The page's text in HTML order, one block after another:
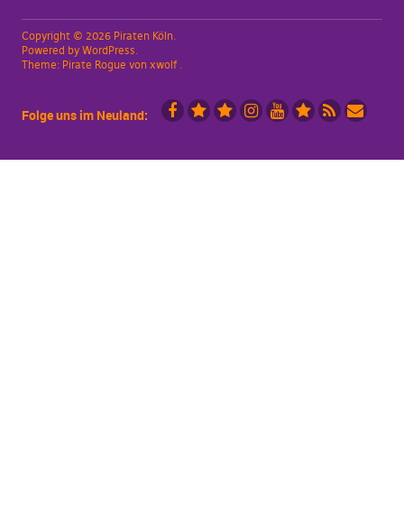
Copyright © 2026 Piraten Köln
Powered by WordPress
Theme: Pirate Rogue von xwolf
Folge uns im Neuland: